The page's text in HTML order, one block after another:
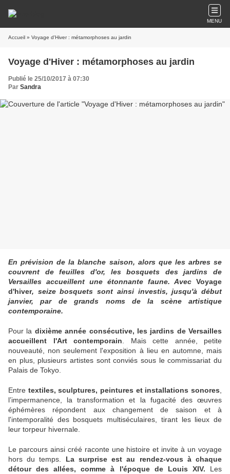
MENU
Accueil » Voyage d'Hiver : métamorphoses au jardin
Voyage d'Hiver : métamorphoses au jardin
Publié le 25/10/2017 à 07:30
Par Sandra
En prévision de la blanche saison, alors que les arbres se
couvrent de feuilles d'or, les bosquets des jardins de
Versailles accueillent une étonnante faune. Avec Voyage
d'hiver, seize bosquets sont ainsi investis, jusqu'à début
janvier, par de grands noms de la scène artistique
contemporaine.
Pour la dixième année consécutive, les jardins de Versailles
accueillent l'Art contemporain . Mais cette année, petite
nouveauté, non seulement l'exposition à lieu en automne, mais
en plus, plusieurs artistes sont conviés sous le commissariat du
Palais de Tokyo.
Entre textiles, sculptures, peintures et installations sonores
l’impermanence, la transformation et la fugacité des œuvres
éphémères répondent aux changement de saison et à
l'intemporalité des bosquets multiséculaires, tirant les lieux de
leur torpeur hivernale.
Le parcours ainsi créé raconte une histoire et invite à un voyage
hors du temps. La surprise est au rendez-vous à chaque
détour des allées, comme à l'époque de Louis XIV. Les